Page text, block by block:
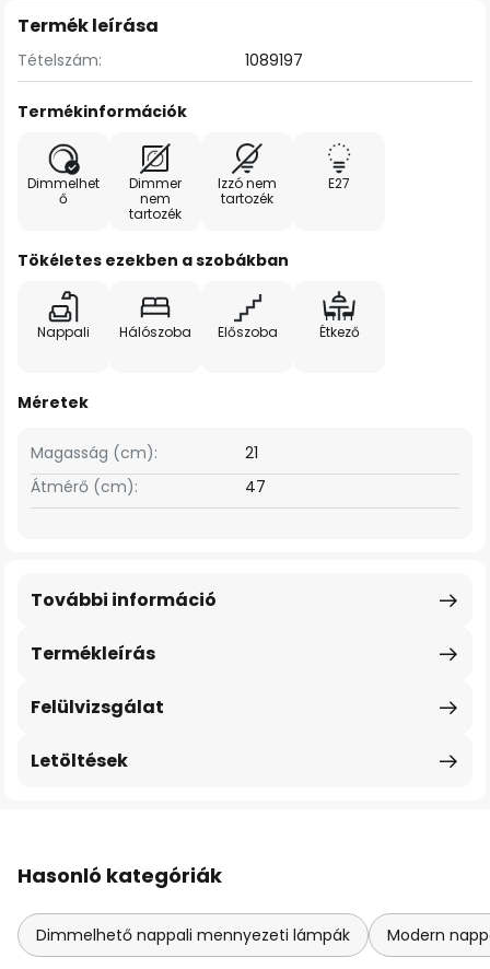
Termék leírása
Tételszám: 1089197
Termékinformációk
Dimmelhet
ő
Dimmer
nem
tartozék
Izzó nem
tartozék
E27
Tökéletes ezekben a szobákban
Nappali Hálószoba Előszoba Étkező
Méretek
Magasság (cm):
21
Átmérő (cm):
47
Termékleírás
További információ
Felülvizsgálat
Letöltések
Hasonló kategóriák
Dimmelhető nappali mennyezeti lámpák Modern